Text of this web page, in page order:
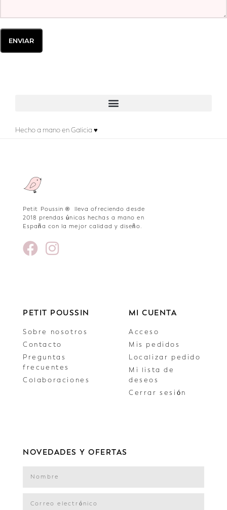
Hecho a mano en Galicia ♥
Petit Poussin ® lleva ofreciendo desde
2018 prendas únicas hechas a mano en
España con la mejor calidad y diseño.
PETIT POUSSIN
Sobre nosotros
Contacto
Preguntas
frecuentes
Colaboraciones
MI CUENTA
Acceso
Mis pedidos
Localizar pedido
Mi lista de
deseos
Cerrar sesión
NOVEDADES Y OFERTAS